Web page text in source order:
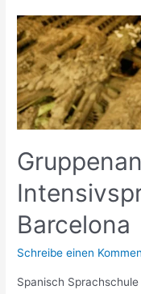
mit
Schoolsensations
Barcelona
Schreibe einen
Spanisch